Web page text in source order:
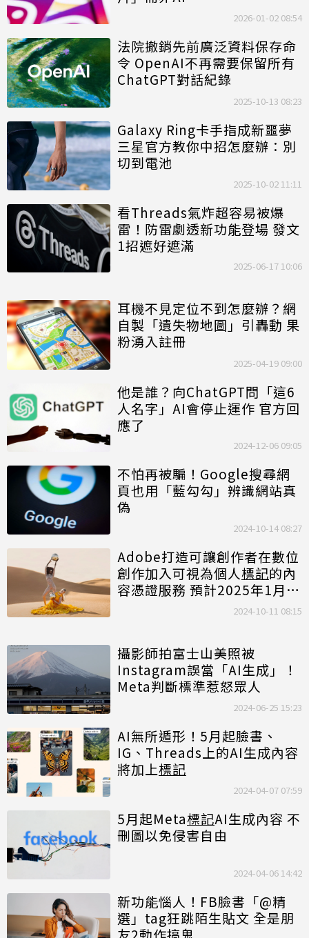
2026-01-02 08:54
法院撤銷先前廣泛資料保存命
令 OpenAI不再需要保留所有
ChatGPT對話紀錄
2025-10-13 08:23
Galaxy Ring卡手指成新噩夢
三星官方教你中招怎麼辦：別
切到電池
2025-10-02 11:11
看Threads氣炸超容易被爆
雷！防雷劇透新功能登場 發文
1招遮好遮滿
2025-06-17 10:06
耳機不見定位不到怎麼辦？網
自製「遺失物地圖」引轟動 果
粉湧入註冊
2025-04-19 09:00
他是誰？向ChatGPT問「這6
人名字」AI會停止運作 官方回
應了
2024-12-06 09:05
不怕再被騙！Google搜尋網
頁也用「藍勾勾」辨識網站真
偽
2024-10-14 08:27
Adobe打造可讓創作者在數位
創作加入可視為個人標記的內
容憑證服務 預計2025年1月推
2024-10-11 08:15
攝影師拍富士山美照被
Instagram誤當「AI生成」！
Meta判斷標準惹怒眾人
2024-06-25 15:23
AI無所遁形！5月起臉書、
IG、Threads上的AI生成內容
將加上標記
2024-04-07 07:59
5月起Meta標記AI生成內容 不
刪圖以免侵害自由
2024-04-06 14:42
新功能惱人！FB臉書「@精
選」tag狂跳陌生貼文 全是朋